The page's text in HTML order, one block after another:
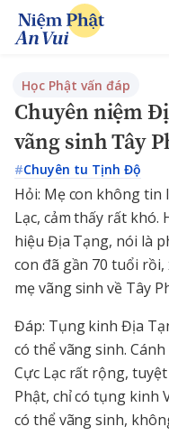
Học Phật vấn đáp
Chuyên niệm
vãng sinh Tây
#Chuyên tu Tịnh Độ
Hỏi: Mẹ con không tin
Lạc, cảm thấy rất khó.
hiệu Địa Tạng, nói là
con đã gần 70 tuổi
mẹ vãng sinh về Tây
Đáp: Tụng kinh Địa
có thể vãng sinh.
Cực Lạc rất rộng,
Phật, chỉ có tụng kinh
có thể vãng sinh,